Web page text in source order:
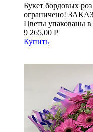
Букет бордовых
ограничено!
Цветы упакованы в
9 265,00 Р
Купить